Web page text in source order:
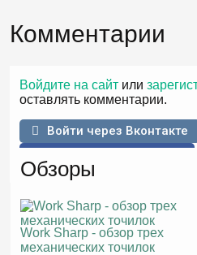
Комментарии
Войдите на сайт или
оставлять комментарии.
Войти через Вконтакте
Обзоры
Work Sharp - обзор трех
механических точилок